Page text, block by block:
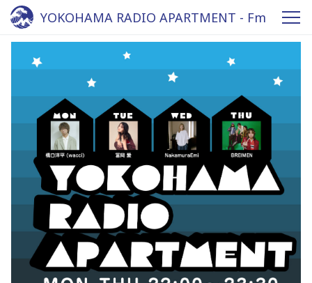
YOKOHAMA RADIO APARTMENT - Fm
yokohama 84.7